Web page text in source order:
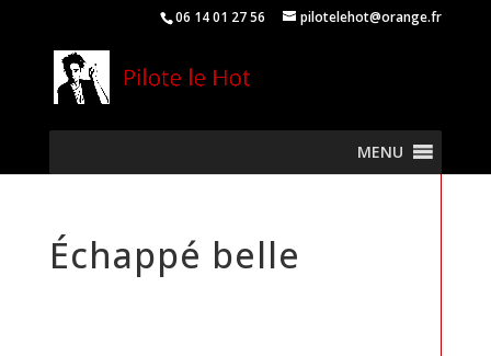
06 14 01 27 56 pilotelehot@orange.fr
MENU
Échappé belle